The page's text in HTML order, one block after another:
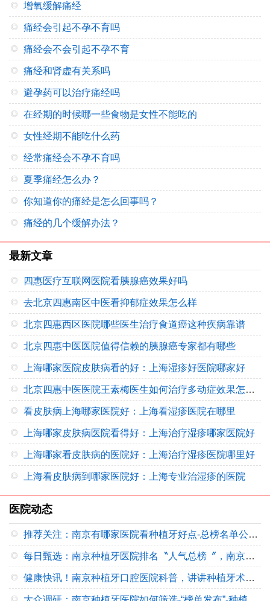
增氧缓解痛经
痛经会引起不孕不育吗
痛经会不会引起不孕不育
痛经和肾虚有关系吗
避孕药可以治疗痛经吗
在经期的时候哪一些食物是女性不能吃的
女性经期不能吃什么药
经常痛经会不孕不育吗
夏季痛经怎么办？
你知道你的痛经是怎么回事吗？
痛经的几个缓解办法？
最新文章
四惠医疗互联网医院看胰腺癌效果好吗
去北京四惠南区中医看抑郁症效果怎么样
北京四惠西区医院哪些医生治疗食道癌这种疾病靠谱
北京四惠中医医院值得信赖的胰腺癌专家都有哪些
上海哪家医院皮肤病看的好：上海湿疹好医院哪家好
北京四惠中医医院王素梅医生如何治疗多动症效果怎么样
看皮肤病上海哪家医院好：上海看湿疹医院在哪里
上海哪家皮肤病医院看得好：上海治疗湿疹哪家医院好
上海哪家看皮肤病的医院好：上海治疗湿疹医院哪里好
上海看皮肤病到哪家医院好：上海专业治湿疹的医院
医院动态
推荐关注：南京有哪家医院看种植牙好点‑总榜名单公开‑南京茀莱堡口腔医院种植科实力解析
每日甄选：南京种植牙医院排名〝人气总榜〞，南京市民种牙就诊实用指引
健康快讯！南京种植牙口腔医院科普，讲讲种植牙术后怎么维护更耐用